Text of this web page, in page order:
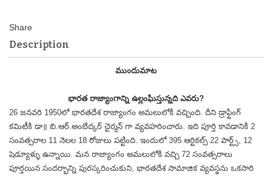
Description
ముందుమాట
భారత రాజ్యాంగాన్ని ఉల్లంఘిస్తున్నది ఎవరు?
26 జనవరి 1950లో భారతదేశ రాజ్యాంగం అమలులోకి వచ్చింది. దీని డ్రాఫ్టింగ్
కమిటీకి డా॥ బి.ఆర్.అంబేద్కర్ ఛైర్మన్ గా వ్యవహరించారు. ఇది పూర్తి కావడానికి 2
సంవత్సరాల 11 నెలల 18 రోజులు పట్టింది. ఇందులో 395 ఆర్టికల్స్ 22 పార్ట్స్, 12
షెడ్యూళ్ళు ఉన్నాయి. మన రాజ్యాంగం అమలులోకి వచ్చి 72 సంవత్సరాలు
పూర్తయిన సందర్భాన్ని పురస్కరించుకుని, భారతదేశ సామాజిక వ్యవస్థను ఒకసారి